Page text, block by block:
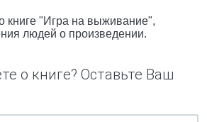
книге "Игра на выживание",
людей о произведении.
о книге? Оставьте Ваш